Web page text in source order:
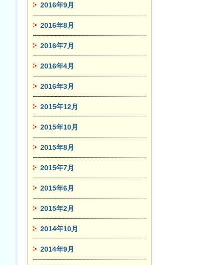
2016年9月
2016年8月
2016年7月
2016年4月
2016年3月
2015年12月
2015年10月
2015年8月
2015年7月
2015年6月
2015年2月
2014年10月
2014年9月